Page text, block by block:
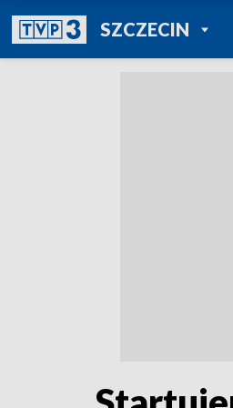
SZCZECINPOWRÓT DO
TVP REGIONY